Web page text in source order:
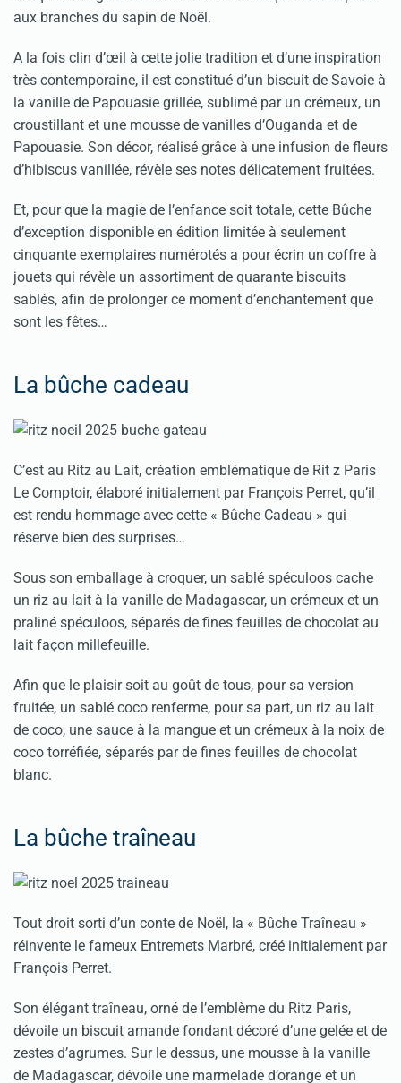
aux branches du sapin de Noël.
A la fois clin d’œil à cette jolie tradition et d’une inspiration
très contemporaine, il est constitué d’un biscuit de Savoie à
la vanille de Papouasie grillée, sublimé par un crémeux, un
croustillant et une mousse de vanilles d’Ouganda et de
Papouasie. Son décor, réalisé grâce à une infusion de fleurs
d’hibiscus vanillée, révèle ses notes délicatement fruitées.
Et, pour que la magie de l’enfance soit totale, cette Bûche
d’exception disponible en édition limitée à seulement
cinquante exemplaires numérotés a pour écrin un coffre à
jouets qui révèle un assortiment de quarante biscuits
sablés, afin de prolonger ce moment d’enchantement que
sont les fêtes…
La bûche cadeau
C’est au Ritz au Lait, création emblématique de Rit z Paris
Le Comptoir, élaboré initialement par François Perret, qu’il
est rendu hommage avec cette « Bûche Cadeau » qui
réserve bien des surprises…
Sous son emballage à croquer, un sablé spéculoos cache
un riz au lait à la vanille de Madagascar, un crémeux et un
praliné spéculoos, séparés de fines feuilles de chocolat au
lait façon millefeuille.
Afin que le plaisir soit au goût de tous, pour sa version
fruitée, un sablé coco renferme, pour sa part, un riz au lait
de coco, une sauce à la mangue et un crémeux à la noix de
coco torréfiée, séparés par de fines feuilles de chocolat
blanc.
La bûche traîneau
Tout droit sorti d’un conte de Noël, la « Bûche Traîneau »
réinvente le fameux Entremets Marbré, créé initialement par
François Perret.
Son élégant traîneau, orné de l’emblème du Ritz Paris,
dévoile un biscuit amande fondant décoré d’une gelée et de
zestes d’agrumes. Sur le dessus, une mousse à la vanille
de Madagascar, dévoile une marmelade d’orange et un